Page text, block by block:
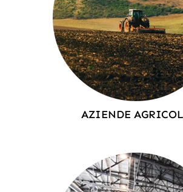
AZIENDE